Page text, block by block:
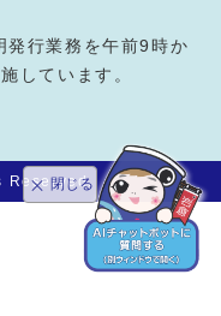
閉じる
発行業務を午前9時か
しています。
Reserved.